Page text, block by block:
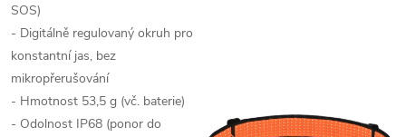
SOS)
- Digitálně regulovaný okruh pro
konstantní jas, bez
mikropřerušování
- Hmotnost 53,5 g (vč. baterie)
- Odolnost IP68 (ponor do